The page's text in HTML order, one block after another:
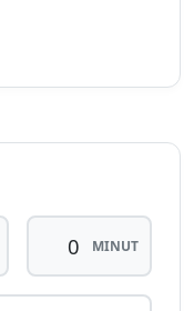
11.10.2026
MINUT